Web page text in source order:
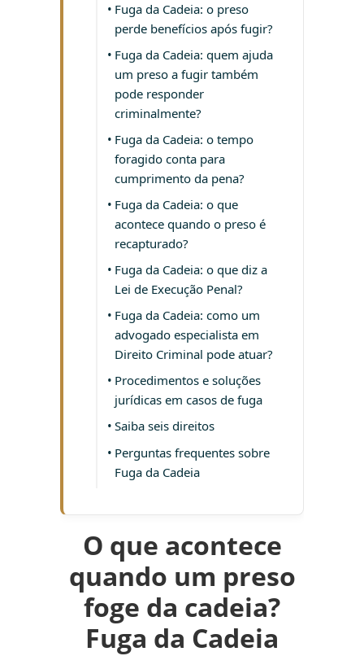
Fuga da Cadeia: o preso
perde benefícios após fugir?
Fuga da Cadeia: quem ajuda
um preso a fugir também
pode responder
criminalmente?
Fuga da Cadeia: o tempo
foragido conta para
cumprimento da pena?
Fuga da Cadeia: o que
acontece quando o preso é
recapturado?
Fuga da Cadeia: o que diz a
Lei de Execução Penal?
Fuga da Cadeia: como um
advogado especialista em
Direito Criminal pode atuar?
Procedimentos e soluções
jurídicas em casos de fuga
Saiba seis direitos
Perguntas frequentes sobre
Fuga da Cadeia
O que acontece
quando um preso
foge da cadeia?
Fuga da Cadeia